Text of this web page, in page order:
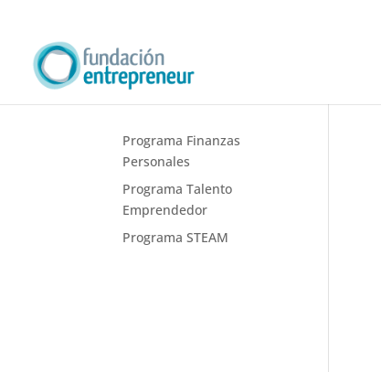
Programa Finanzas
Personales
Programa Talento
Emprendedor
Programa STEAM